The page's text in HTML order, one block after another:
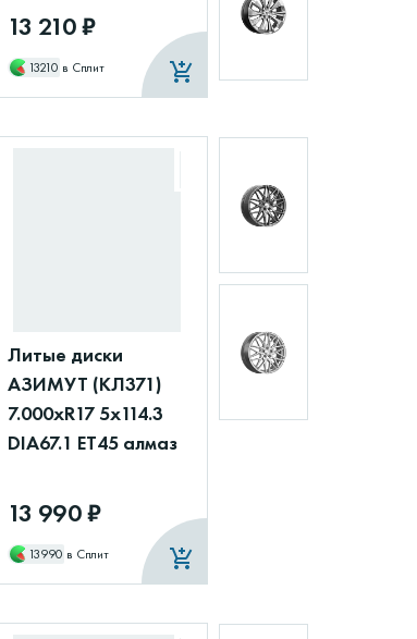
13 210 ₽
13210 в Сплит
Литые диски
АЗИМУТ (КЛ371)
7.000xR17 5x114.3
DIA67.1 ET45 алмаз
13 990 ₽
13990 в Сплит